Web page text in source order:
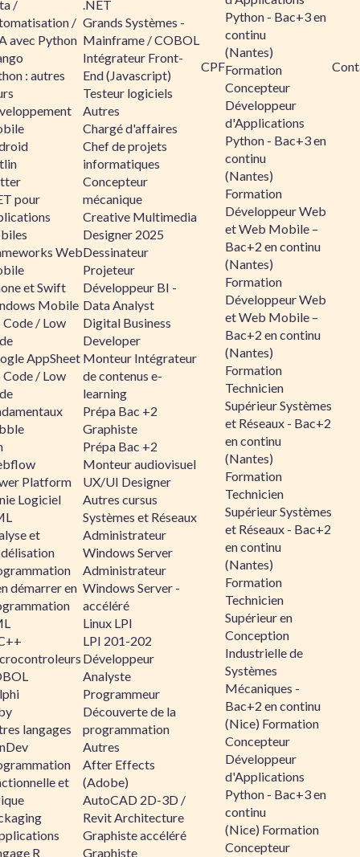
/
/
avec Python
: autres
pour
Web
et Swift
Mobile
/ Low
AppSheet
/ Low
Platform
Logiciel
et
démarrer en
langages
et
R
.NET
Grands Systèmes -
Mainframe / COBOL
Intégrateur Front-
End (Javascript)
Testeur logiciels
Autres
Chargé d'affaires
Chef de projets
informatiques
Concepteur
mécanique
Creative Multimedia
Designer 2025
Dessinateur
Projeteur
Développeur BI -
Data Analyst
Digital Business
Developer
Monteur Intégrateur
de contenus e-
learning
Prépa Bac +2
Graphiste
Prépa Bac +2
Monteur audiovisuel
UX/UI Designer
Autres cursus
Systèmes et Réseaux
Administrateur
Windows Server
Administrateur
Windows Server -
accéléré
Linux LPI
LPI 201-202
Développeur
Analyste
Programmeur
Découverte de la
programmation
Autres
After Effects
(Adobe)
AutoCAD 2D-3D /
Revit Architecture
Graphiste accéléré
Graphiste
CPF
Python - Bac+3 en
continu
(Nantes)
Formation
Concepteur
Développeur
d'Applications
Python - Bac+3 en
continu
(Nantes)
Formation
Développeur Web
et Web Mobile –
Bac+2 en continu
(Nantes)
Formation
Développeur Web
et Web Mobile –
Bac+2 en continu
(Nantes)
Formation
Technicien
Supérieur Systèmes
et Réseaux - Bac+2
en continu
(Nantes)
Formation
Technicien
Supérieur Systèmes
et Réseaux - Bac+2
en continu
(Nantes)
Formation
Technicien
Supérieur en
Conception
Industrielle de
Systèmes
Mécaniques -
Bac+2 en continu
(Nice) Formation
Concepteur
Développeur
d'Applications
Python - Bac+3 en
continu
(Nice) Formation
Concepteur